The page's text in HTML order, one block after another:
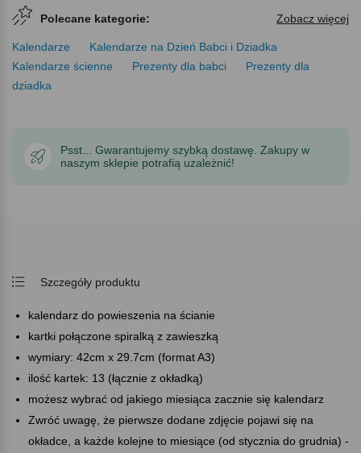
Polecane kategorie: Zobacz więcej
Kalendarze
Kalendarze na Dzień Babci i Dziadka
Kalendarze ścienne
Prezenty dla babci
Prezenty dla
dziadka
Psst... Gwarantujemy szybką dostawę. Zakupy w
naszym sklepie potrafią uzależnić!
Szczegóły produktu
kalendarz do powieszenia na ścianie
kartki połączone spiralką z zawieszką
wymiary: 42cm x 29.7cm (format A3)
ilość kartek: 13 (łącznie z okładką)
możesz wybrać od jakiego miesiąca zacznie się kalendarz
Zwróć uwagę, że pierwsze dodane zdjęcie pojawi się na
okładce, a każde kolejne to miesiące (od stycznia do grudnia) -